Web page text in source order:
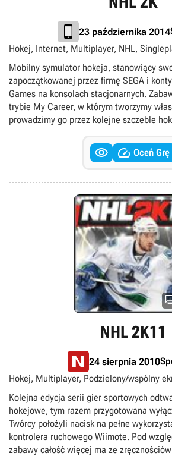
23 października 2014
Hokej, Internet, Multiplayer, NHL,
Mobilny symulator hokeja, stanowiący
zapoczątkowanej przez firmę SEGA i
Games na konsolach stacjonarnych.
trybie My Career, w którym tworzymy
prowadzimy go przez kolejne szczeble
  Oceń Grę
NHL 2K11
24 sierpnia 2010
Hokej, Multiplayer, Podzielony/wspólny
Tytuły ekskluzywne Nintendo
Kolejna edycja serii gier sportowych
hokejowe, tym razem przygotowana
Twórcy położyli nacisk na pełne
kontrolera ruchowego Wiimote. Pod
zabawy całość więcej ma ze